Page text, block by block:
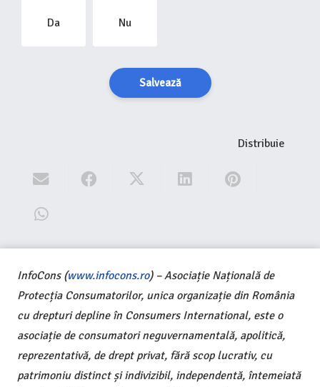
Da Nu
Salvează
Distribuie
InfoCons (www.infocons.ro) – Asociație Națională de
Protecția Consumatorilor, unica organizație din România
cu drepturi depline în Consumers International, este o
asociație de consumatori neguvernamentală, apolitică,
reprezentativă, de drept privat, fără scop lucrativ, cu
patrimoniu distinct și indivizibil, independentă, întemeiată